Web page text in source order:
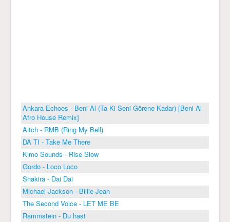
Ankara Echoes - Beni Al (Ta Ki Seni Görene Kadar) [Beni Al
Afro House Remix]
Aitch - RMB (Ring My Bell)
DA TI - Take Me There
Kimo Sounds - Rise Slow
Gordo - Loco Loco
Shakira - Dai Dai
Michael Jackson - Billie Jean
The Second Voice - LET ME BE
Rammstein - Du hast